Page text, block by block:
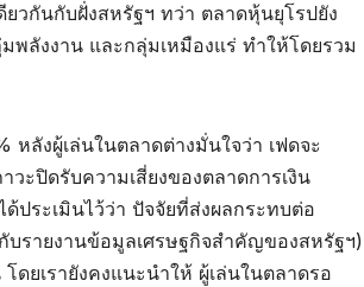
วกันกับฝั่งสหรัฐฯ ทว่า ตลาดหุ้นยุโรปยัง
ลังงาน และกลุ่มเหมืองแร่ ทำให้โดยรวม
ลังผู้เล่นในตลาดต่างมั่นใจว่า เฟดจะ
ะปิดรับความเสี่ยงของตลาดการเงิน
ประเมินไว้ว่า ปัจจัยที่ส่งผลกระทบต่อ
บรายงานข้อมูลเศรษฐกิจสำคัญของสหรัฐฯ)
ดยเรายังคงแนะนำให้ ผู้เล่นในตลาดรอ